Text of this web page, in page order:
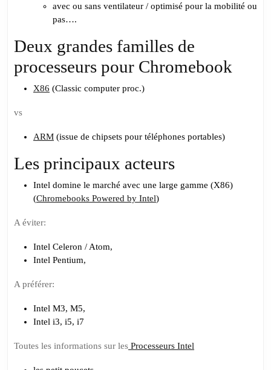
avec ou sans ventilateur / optimisé pour la mobilité ou
pas….
Deux grandes familles de
processeurs pour Chromebook
X86 (Classic computer proc.)
vs
ARM (issue de chipsets pour téléphones portables)
Les principaux acteurs
Intel domine le marché avec une large gamme (X86)
(Chromebooks Powered by Intel)
A éviter:
Intel Celeron / Atom,
Intel Pentium,
A préférer:
Intel M3, M5,
Intel i3, i5, i7
Toutes les informations sur les Processeurs Intel